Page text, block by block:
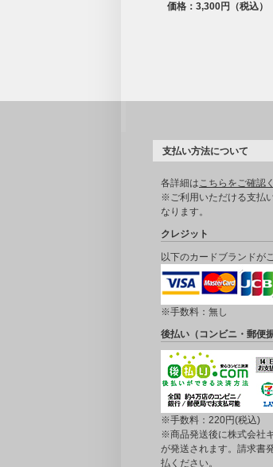
価格：3,300円（税込）
支払い方法について
各詳細は こちらをご確認
※ご利用いただける支払
なります。
クレジット
以下のカードブランドが
※手数料：無し
後払い（コンビニ・郵便
※手数料：220円(税込)
※商品発送後に株式会社
が発送されます。請求書
払ください。